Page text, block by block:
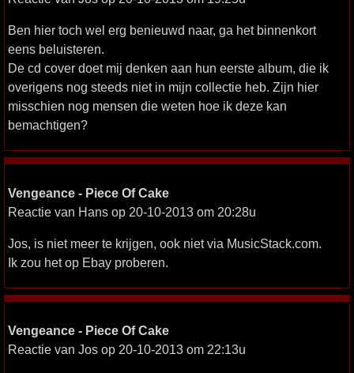
Ben hier toch wel erg benieuwd naar, ga het binnenkort
eens beluisteren.
De cd cover doet mij denken aan hun eerste album, die ik
overigens nog steeds niet in mijn collectie heb. Zijn hier
misschien nog mensen die weten hoe ik deze kan
bemachtigen?
Vengeance - Piece Of Cake
Reactie van Hans op 20-10-2013 om 20:28u
Jos, is niet meer te krijgen, ook niet via MusicStack.com.
Ik zou het op Ebay proberen.
Vengeance - Piece Of Cake
Reactie van Jos op 20-10-2013 om 22:13u